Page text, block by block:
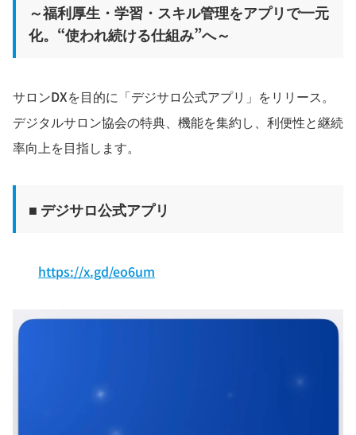
～福利厚生・学習・スキル管理をアプリで一元
化。“使われ続ける仕組み”へ～
サロンDXを目的に「デジサロ公式アプリ」をリリース。
デジタルサロン協会の特典、機能を集約し、利便性と継続
率向上を目指します。
■ デジサロ公式アプリ
https://x.gd/eo6um